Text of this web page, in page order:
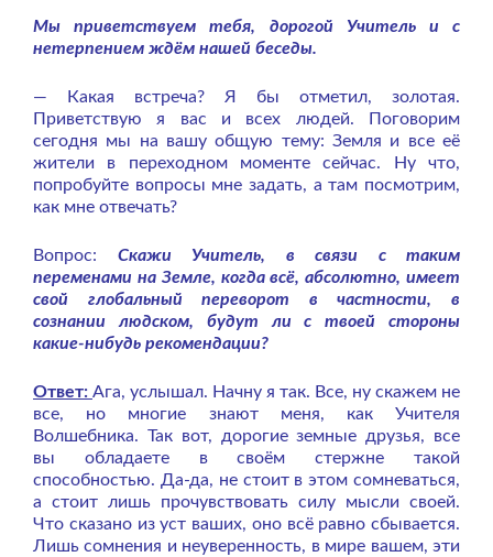
Мы приветствуем тебя, дорогой Учитель и с
нетерпением ждём нашей беседы.
— Какая встреча? Я бы отметил, золотая.
Приветствую я вас и всех людей. Поговорим
сегодня мы на вашу общую тему: Земля и все её
жители в переходном моменте сейчас. Ну что,
попробуйте вопросы мне задать, а там посмотрим,
как мне отвечать?
Вопрос: Скажи Учитель, в связи с таким
переменами на Земле, когда всё, абсолютно, имеет
свой глобальный переворот в частности, в
сознании людском, будут ли с твоей стороны
какие-нибудь рекомендации?
Ответ: Ага, услышал. Начну я так. Все, ну скажем не
все, но многие знают меня, как Учителя
Волшебника. Так вот, дорогие земные друзья, все
вы обладаете в своём стержне такой
способностью. Да-да, не стоит в этом сомневаться,
а стоит лишь прочувствовать силу мысли своей.
Что сказано из уст ваших, оно всё равно сбывается.
Лишь сомнения и неуверенность, в мире вашем, эти